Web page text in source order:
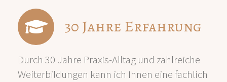
30 Jahre Erfahrung
Durch 30 Jahre Praxis-Alltag und zahlreiche
Weiterbildungen kann ich Ihnen eine fachlich